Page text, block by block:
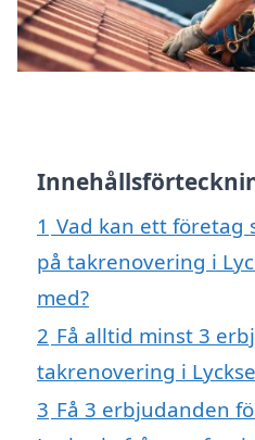
1 Vad kan ett företag
på takrenovering i
med?
2 Få alltid minst 3
takrenovering i
3 Få 3 erbjudanden